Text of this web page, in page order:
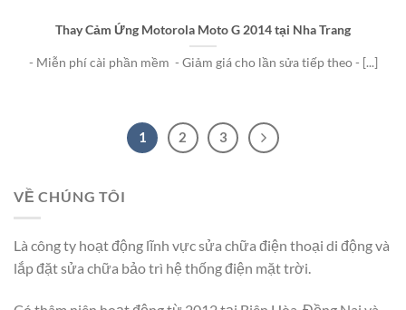
Thay Cảm Ứng Motorola Moto G 2014 tại Nha Trang
- Miễn phí cài phần mềm - Giảm giá cho lần sửa tiếp theo - [...]
1 2 3
VỀ CHÚNG TÔI
Là công ty hoạt động lĩnh vực sửa chữa điện thoại di động và
lắp đặt sửa chữa bảo trì hệ thống điện mặt trời.